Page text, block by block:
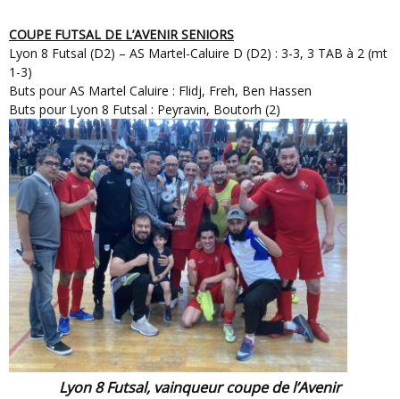
COUPE FUTSAL DE L’AVENIR SENIORS
Lyon 8 Futsal (D2) – AS Martel-Caluire D (D2) : 3-3, 3 TAB à 2 (mt
1-3)
Buts pour AS Martel Caluire : Flidj, Freh, Ben Hassen
Buts pour Lyon 8 Futsal : Peyravin, Boutorh (2)
Lyon 8 Futsal, vainqueur coupe de l’Avenir